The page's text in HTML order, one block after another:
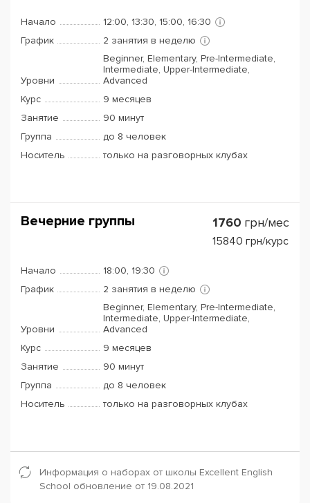
Начало
12:00, 13:30, 15:00, 16:30
График
2 занятия в неделю
Уровни
Beginner, Elementary, Pre-Intermediate,
Intermediate, Upper-Intermediate,
Advanced
Курс
9 месяцев
Занятие
90 минут
Группа
до 8 человек
Носитель
только на разговорных клубах
Вечерние группы 1760 грн/мес
15840 грн/курс
Начало
18:00, 19:30
График
2 занятия в неделю
Уровни
Beginner, Elementary, Pre-Intermediate,
Intermediate, Upper-Intermediate,
Advanced
Курс
9 месяцев
Занятие
90 минут
Группа
до 8 человек
Носитель
только на разговорных клубах
Информация о наборах от школы Excellent English
School обновление от 19.08.2021